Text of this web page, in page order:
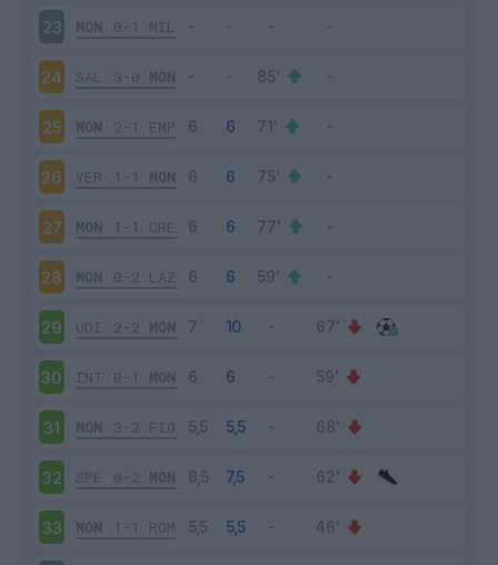
23 MON 0-1 MIL
24 SAL 3-0 MON
25 MON 2-1 EMP
26 VER 1-1 MON
27 MON 1-1 CRE
28 MON 0-2 LAZ
29 UDI 2-2 MON
30 INT 0-1 MON
31 MON 3-2 FIO
32 SPE 0-2 MON
33 MON 1-1 ROM